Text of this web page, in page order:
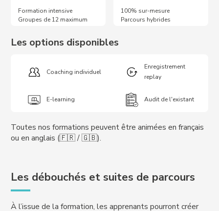
Formation intensive
Groupes de 12 maximum
100% sur-mesure
Parcours hybrides
Les options disponibles
Coaching individuel
Enregistrement
replay
E-learning Audit de l'existant
Toutes nos formations peuvent être animées en français
ou en anglais (🇫🇷 / 🇬🇧).
Les débouchés et suites de parcours
À l’issue de la formation, les apprenants pourront créer